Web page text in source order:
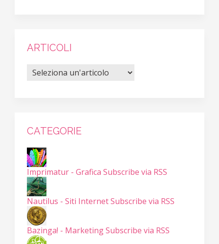
ARTICOLI
CATEGORIE
Imprimatur - Grafica Subscribe via RSS
Nautilus - Siti InternetSubscribe via RSS
Bazinga! - MarketingSubscribe via RSS